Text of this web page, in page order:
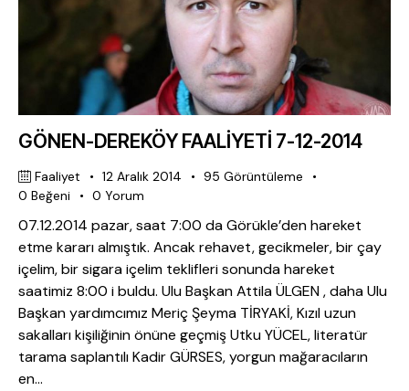
GÖNEN-DEREKÖY FAALİYETİ 7-12-2014
Faaliyet 12 Aralık 2014 95 Görüntüleme
0 Beğeni 0 Yorum
07.12.2014 pazar, saat 7:00 da Görükle’den hareket
etme kararı almıştık. Ancak rehavet, gecikmeler, bir çay
içelim, bir sigara içelim teklifleri sonunda hareket
saatimiz 8:00 i buldu. Ulu Başkan Attila ÜLGEN , daha Ulu
Başkan yardımcımız Meriç Şeyma TİRYAKİ, Kızıl uzun
sakalları kişiliğinin önüne geçmiş Utku YÜCEL, literatür
tarama saplantılı Kadir GÜRSES, yorgun mağaracıların
en…